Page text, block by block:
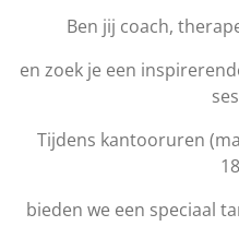
Ben jij coach,
en zoek je een
Tijdens kantooruren
bieden we een speciaal